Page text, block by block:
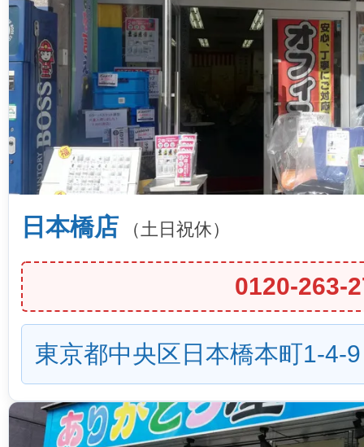
日本橋店 （土日祝休）
0120-263-
東京都中央区日本橋本町1-4-9